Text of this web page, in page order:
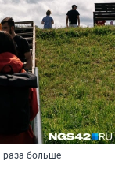
раза больше